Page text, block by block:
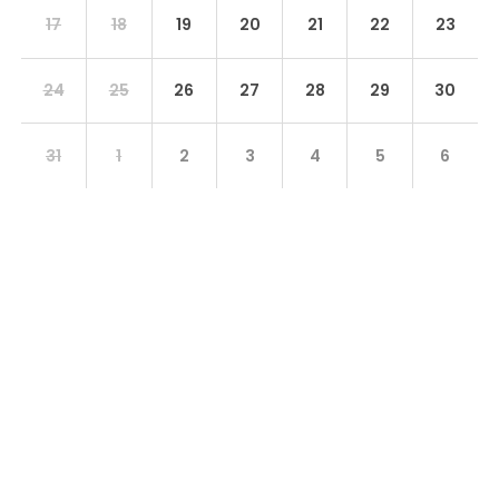
17 18 19 20 21 22 23
24 25 26 27 28 29 30
31 1 2 3 4 5 6